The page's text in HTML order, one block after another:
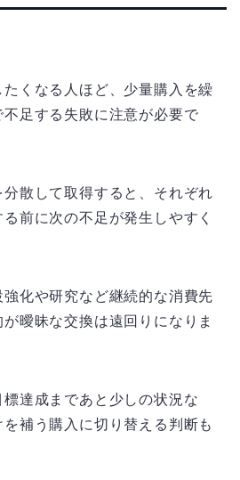
くなる人ほど、少量購入を繰
足する失敗に注意が必要で
散して取得すると、それぞれ
前に次の不足が発生しやすく
化や研究など継続的な消費先
曖昧な交換は遠回りになりま
達成まであと少しの状況な
補う購入に切り替える判断も